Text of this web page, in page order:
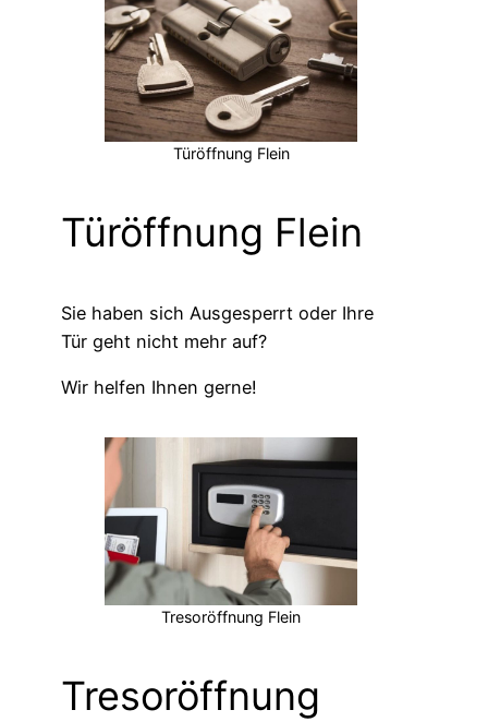
Türöffnung Flein
Türöffnung Flein
Sie haben sich Ausgesperrt oder Ihre
Tür geht nicht mehr auf?
Wir helfen Ihnen gerne!
Tresoröffnung Flein
Tresoröffnung